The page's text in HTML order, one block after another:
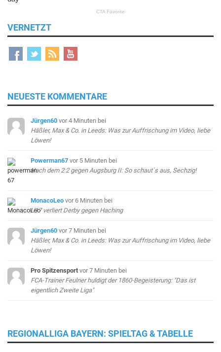
VERNETZT
NEUESTE KOMMENTARE
Jürgen60 vor 4 Minuten bei
Häßler, Max & Co. in Leeds: Was zur Auffrischung im Video, liebe
Löwen!
Powerman67 vor 5 Minuten bei
Nach dem 2:2 gegen Augsburg II: So schaut`s aus, Sechzig!
MonacoLeo vor 6 Minuten bei
U17 verliert Derby gegen Haching
Jürgen60 vor 7 Minuten bei
Häßler, Max & Co. in Leeds: Was zur Auffrischung im Video, liebe
Löwen!
Pro Spitzensport vor 7 Minuten bei
FCA-Trainer Feulner huldigt der 1860-Begeisterung: "Das ist
eigentlich Zweite Liga"
REGIONALLIGA BAYERN: SPIELTAG & TABELLE